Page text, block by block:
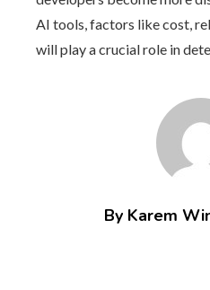
AI tools, factors like cost,
will play a crucial role in
By Karem